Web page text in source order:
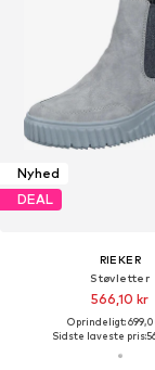
Nyhed
DEAL
RIEKER
Støvletter
566,10 kr
Oprindeligt:
Sidste laveste pris: